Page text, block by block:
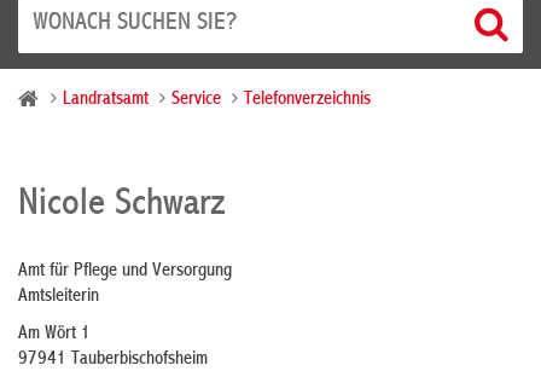
Landratsamt Service Telefonverzeichnis
Nicole Schwarz
Amt für Pflege und Versorgung
Amtsleiterin
Am Wört 1
97941 Tauberbischofsheim